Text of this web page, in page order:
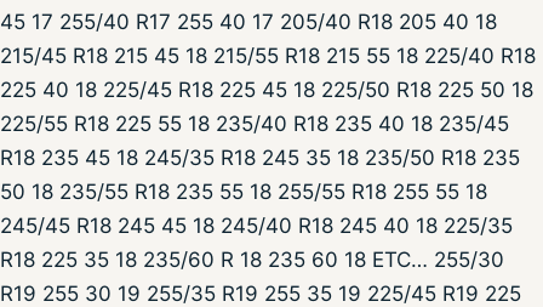
45 17 255/40 R17 255 40 17 205/40 R18 205 40 18
215/45 R18 215 45 18 215/55 R18 215 55 18 225/40 R18
225 40 18 225/45 R18 225 45 18 225/50 R18 225 50 18
225/55 R18 225 55 18 235/40 R18 235 40 18 235/45
R18 235 45 18 245/35 R18 245 35 18 235/50 R18 235
50 18 235/55 R18 235 55 18 255/55 R18 255 55 18
245/45 R18 245 45 18 245/40 R18 245 40 18 225/35
R18 225 35 18 235/60 R 18 235 60 18 ETC… 255/30
R19 255 30 19 255/35 R19 255 35 19 225/45 R19 225